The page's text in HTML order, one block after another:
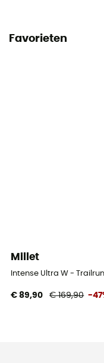
Favorieten
Millet
Intense Ultra W -
€ 89,90 € 169,90 -